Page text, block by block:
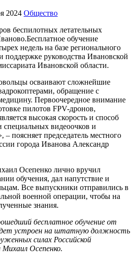
2024 Общество
беспилотных летательных
обучение
недель на базе регионального
руководства Ивановской
Ивановской области.
осваивают сложнейшие
обращение с
Первоочередное внимание
пилотов FPV-дронов,
высокая скорость и способ
видеоочков и
– поясняет председатель местного
города Иванова Александр
Осепенко лично вручил
обучения, дал напутствие и
Все выпускники отправились в
военной операции, чтобы на
знания.
бесплатное обучение от
устроен на штатную должность
силах Российской
Осепенко.